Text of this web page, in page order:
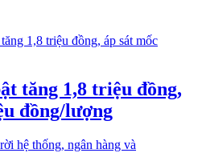
tăng 1,8 triệu đồng,
đồng/lượng